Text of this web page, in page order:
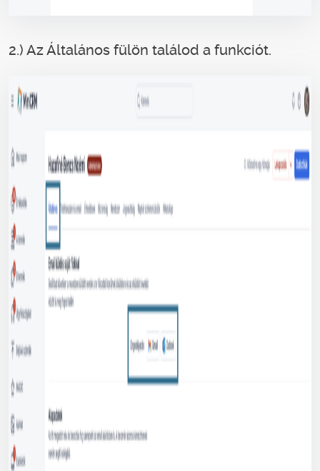
2.) Az Általános fülön találod a funkciót.